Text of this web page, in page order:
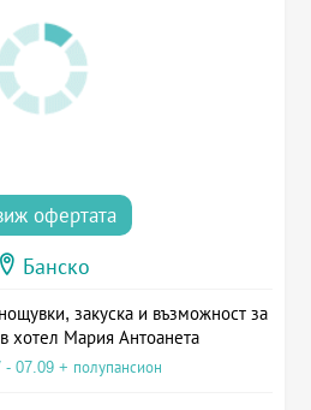
офертата
Банско
закуска и възможност за
хотел Мария Антоанета
- 07.09 + полупансион